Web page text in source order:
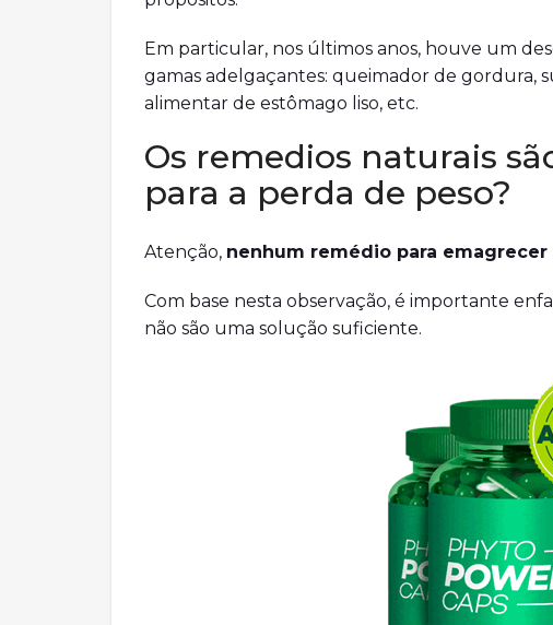
Em particular, nos últimos anos, houve um
gamas adelgaçantes: queimador de gordura,
alimentar de estômago liso, etc.
Os remedios naturais
para a perda de peso?
Atenção, nenhum remédio para
Com base nesta observação, é importante
não são uma solução suficiente.